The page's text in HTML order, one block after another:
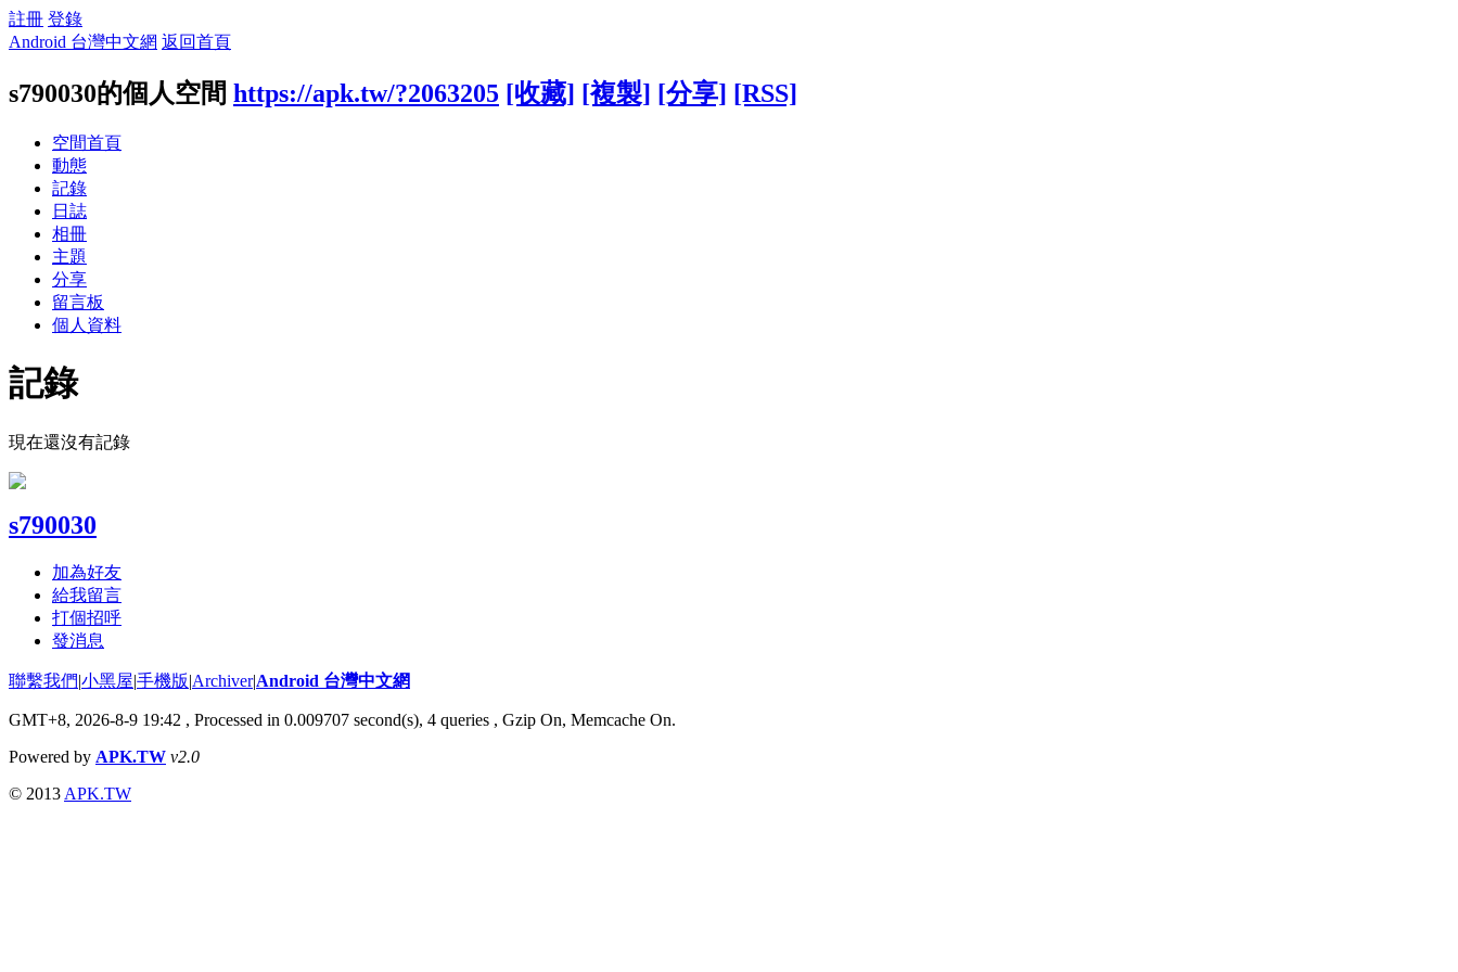
註冊 登錄
Android 台灣中文網 返回首頁
s790030的個人空間 https://apk.tw/?2063205 [收藏] [複製] [分享] [RSS]
空間首頁
動態
記錄
日誌
相冊
主題
分享
留言板
個人資料
記錄
現在還沒有記錄
s790030
加為好友
給我留言
打個招呼
發消息
聯繫我們|小黑屋|手機版|Archiver|Android 台灣中文網
GMT+8, 2026-8-9 19:42 , Processed in 0.009707 second(s), 4 queries , Gzip On, Memcache On.
Powered by APK.TW v2.0
© 2013 APK.TW